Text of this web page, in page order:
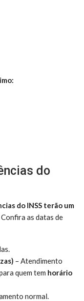
do
do INSS terão um
Confira as datas de
– Atendimento
quem tem horário
normal.